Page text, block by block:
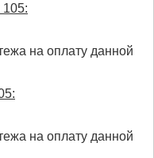
на оплату данной
на оплату данной